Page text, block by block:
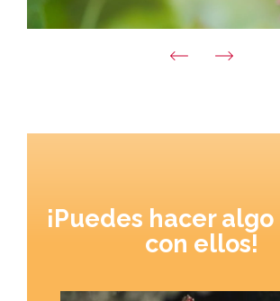
¡Puedes hacer
con ellos!